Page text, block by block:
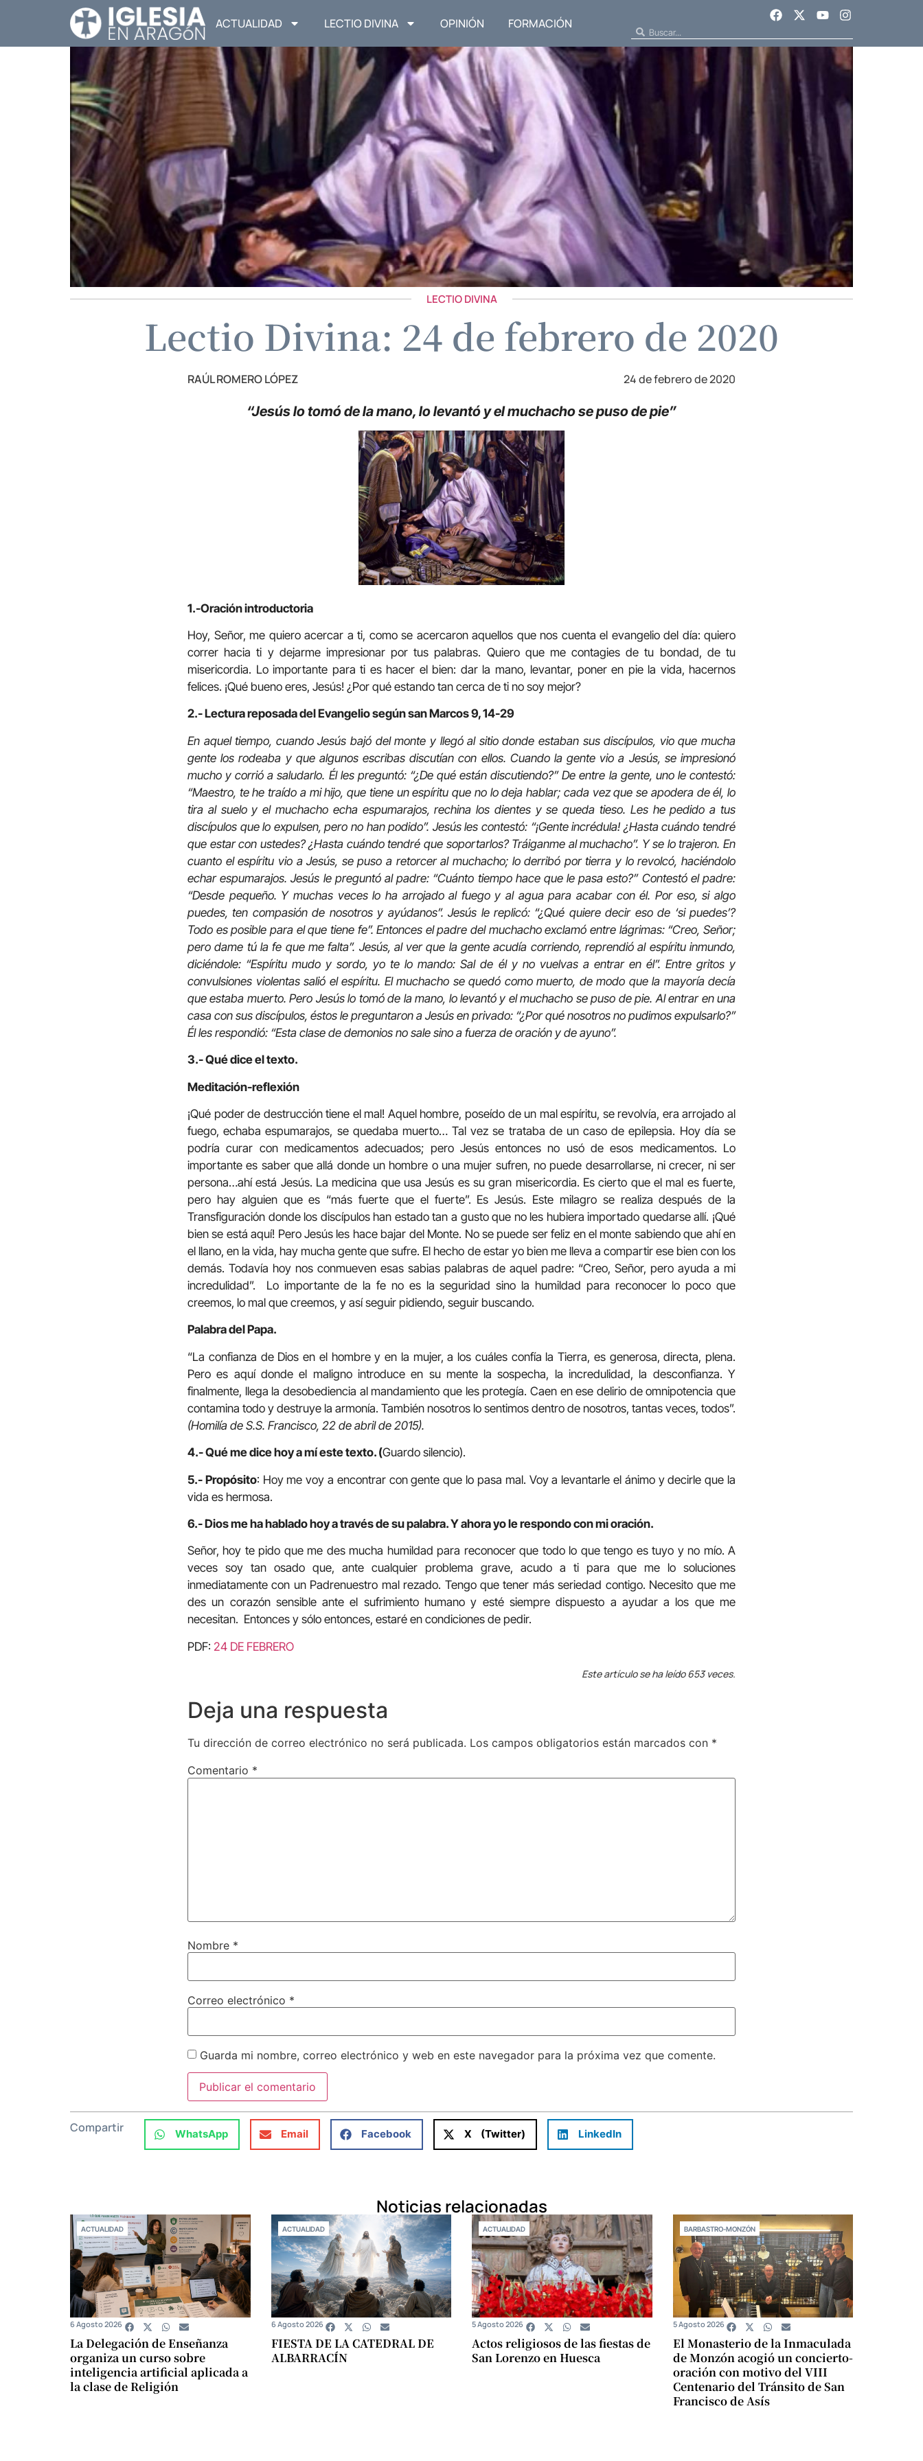
ACTUALIDAD LECTIO DIVINA OPINIÓN FORMACIÓN
LECTIO DIVINA
Lectio Divina: 24 de febrero de 2020
RAÚL ROMERO LÓPEZ 24 de febrero de 2020
“Jesús lo tomó de la mano, lo levantó y el muchacho se puso de pie”
1.-Oración introductoria
Hoy, Señor, me quiero acercar a ti, como se acercaron aquellos que nos cuenta el evangelio del día: quiero
correr hacia ti y dejarme impresionar por tus palabras. Quiero que me contagies de tu bondad, de tu
misericordia. Lo importante para ti es hacer el bien: dar la mano, levantar, poner en pie la vida, hacernos
felices. ¡Qué bueno eres, Jesús! ¿Por qué estando tan cerca de ti no soy mejor?
2.- Lectura reposada del Evangelio según san Marcos 9, 14-29
En aquel tiempo, cuando Jesús bajó del monte y llegó al sitio donde estaban sus discípulos, vio que mucha
gente los rodeaba y que algunos escribas discutían con ellos. Cuando la gente vio a Jesús, se impresionó
mucho y corrió a saludarlo. Él les preguntó: “¿De qué están discutiendo?” De entre la gente, uno le contestó:
“Maestro, te he traído a mi hijo, que tiene un espíritu que no lo deja hablar; cada vez que se apodera de él, lo
tira al suelo y el muchacho echa espumarajos, rechina los dientes y se queda tieso. Les he pedido a tus
discípulos que lo expulsen, pero no han podido”. Jesús les contestó: “¡Gente incrédula! ¿Hasta cuándo tendré
que estar con ustedes? ¿Hasta cuándo tendré que soportarlos? Tráiganme al muchacho”. Y se lo trajeron. En
cuanto el espíritu vio a Jesús, se puso a retorcer al muchacho; lo derribó por tierra y lo revolcó, haciéndolo
echar espumarajos. Jesús le preguntó al padre: “Cuánto tiempo hace que le pasa esto?” Contestó el padre:
“Desde pequeño. Y muchas veces lo ha arrojado al fuego y al agua para acabar con él. Por eso, si algo
puedes, ten compasión de nosotros y ayúdanos”. Jesús le replicó: “¿Qué quiere decir eso de ‘si puedes’?
Todo es posible para el que tiene fe”. Entonces el padre del muchacho exclamó entre lágrimas: “Creo, Señor;
pero dame tú la fe que me falta”. Jesús, al ver que la gente acudía corriendo, reprendió al espíritu inmundo,
diciéndole: “Espíritu mudo y sordo, yo te lo mando: Sal de él y no vuelvas a entrar en él”. Entre gritos y
convulsiones violentas salió el espíritu. El muchacho se quedó como muerto, de modo que la mayoría decía
que estaba muerto. Pero Jesús lo tomó de la mano, lo levantó y el muchacho se puso de pie. Al entrar en una
casa con sus discípulos, éstos le preguntaron a Jesús en privado: “¿Por qué nosotros no pudimos expulsarlo?”
Él les respondió: “Esta clase de demonios no sale sino a fuerza de oración y de ayuno”.
3.- Qué dice el texto.
Meditación-reflexión
¡Qué poder de destrucción tiene el mal! Aquel hombre, poseído de un mal espíritu, se revolvía, era arrojado al
fuego, echaba espumarajos, se quedaba muerto… Tal vez se trataba de un caso de epilepsia. Hoy día se
podría curar con medicamentos adecuados; pero Jesús entonces no usó de esos medicamentos. Lo
importante es saber que allá donde un hombre o una mujer sufren, no puede desarrollarse, ni crecer, ni ser
persona…ahí está Jesús. La medicina que usa Jesús es su gran misericordia. Es cierto que el mal es fuerte,
pero hay alguien que es “más fuerte que el fuerte”. Es Jesús. Este milagro se realiza después de la
Transfiguración donde los discípulos han estado tan a gusto que no les hubiera importado quedarse allí. ¡Qué
bien se está aquí! Pero Jesús les hace bajar del Monte. No se puede ser feliz en el monte sabiendo que ahí en
el llano, en la vida, hay mucha gente que sufre. El hecho de estar yo bien me lleva a compartir ese bien con los
demás. Todavía hoy nos conmueven esas sabias palabras de aquel padre: “Creo, Señor, pero ayuda a mi
incredulidad”. Lo importante de la fe no es la seguridad sino la humildad para reconocer lo poco que
creemos, lo mal que creemos, y así seguir pidiendo, seguir buscando.
Palabra del Papa.
“La confianza de Dios en el hombre y en la mujer, a los cuáles confía la Tierra, es generosa, directa, plena.
Pero es aquí donde el maligno introduce en su mente la sospecha, la incredulidad, la desconfianza. Y
finalmente, llega la desobediencia al mandamiento que les protegía. Caen en ese delirio de omnipotencia que
contamina todo y destruye la armonía. También nosotros lo sentimos dentro de nosotros, tantas veces, todos”.
(Homilía de S.S. Francisco, 22 de abril de 2015).
4.- Qué me dice hoy a mí este texto. (Guardo silencio).
5.- Propósito: Hoy me voy a encontrar con gente que lo pasa mal. Voy a levantarle el ánimo y decirle que la
vida es hermosa.
6.- Dios me ha hablado hoy a través de su palabra. Y ahora yo le respondo con mi oración.
Señor, hoy te pido que me des mucha humildad para reconocer que todo lo que tengo es tuyo y no mío. A
veces soy tan osado que, ante cualquier problema grave, acudo a ti para que me lo soluciones
inmediatamente con un Padrenuestro mal rezado. Tengo que tener más seriedad contigo. Necesito que me
des un corazón sensible ante el sufrimiento humano y esté siempre dispuesto a ayudar a los que me
necesitan. Entonces y sólo entonces, estaré en condiciones de pedir.
PDF: 24 DE FEBRERO
Este artículo se ha leído 653 veces.
Deja una respuesta
Tu dirección de correo electrónico no será publicada. Los campos obligatorios están marcados con *
Comentario *
Nombre *
Correo electrónico *
Guarda mi nombre, correo electrónico y web en este navegador para la próxima vez que comente.
Compartir WhatsApp Email Facebook X (Twitter) LinkedIn
Noticias relacionadas
ACTUALIDAD
La Delegación de Enseñanza
organiza un curso sobre
inteligencia artificial aplicada a
la clase de Religión
6 Agosto 2026
ACTUALIDAD
FIESTA DE LA CATEDRAL DE
ALBARRACÍN
6 Agosto 2026
ACTUALIDAD
Actos religiosos de las fiestas de
San Lorenzo en Huesca
5 Agosto 2026
BARBASTRO-MONZÓN
El Monasterio de la Inmaculada
de Monzón acogió un concierto-
oración con motivo del VIII
Centenario del Tránsito de San
Francisco de Asís
5 Agosto 2026